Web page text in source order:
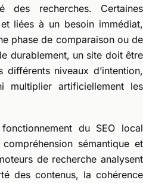
des recherches. Certaines
liées à un besoin immédiat,
phase de comparaison ou de
durablement, un site doit être
niveaux d’intention,
artificiellement les
du SEO local
sémantique et
de recherche analysent
des contenus, la cohérence